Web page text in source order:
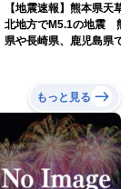
【地震速報】熊本県天草
北地方でM5.1の地震 熊
県や長崎県、鹿児島県で
もっと見る